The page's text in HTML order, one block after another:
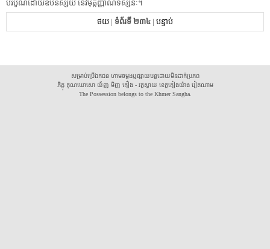
បរិបូណ៌​ដោយ​ឧបនិស្ស័យ​ ​នៃ​វិមុត្តិ​ញ្ញាណ​ទស្សនៈ​។​ ​
ថយ | ទំព័រទី ២៣៤ | បន្ទាប់
សម្រាប់ប្រើឯកជន ហាមចម្លងឬផ្សាយបន្តដោយមិនដាក់ប្រភព
ភិក្ខុ គុណឃោសោ យ័ញ មិញ គឿង - វត្តស្វាយ ខេត្តគៀងយ៉ាង វៀតណាម
The Possession belongs to the Khmer Sangha.